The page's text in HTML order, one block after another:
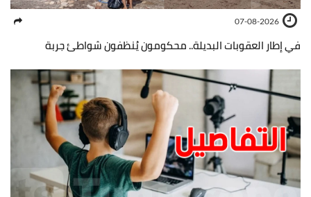
07-08-2026
في إطار العقوبات البديلة.. محكومون يُنظفون شواطئ جربة